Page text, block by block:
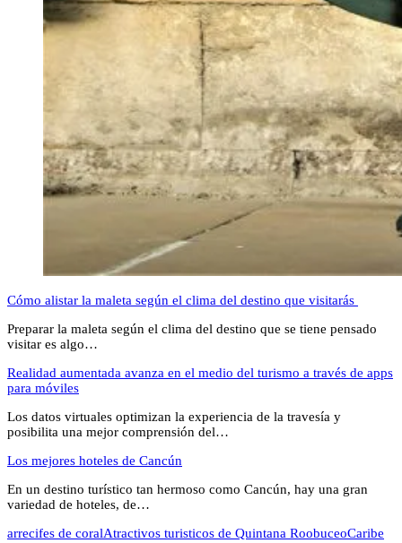
Cómo alistar la maleta según el clima del destino que visitarás
Preparar la maleta según el clima del destino que se tiene pensado
visitar es algo…
Realidad aumentada avanza en el medio del turismo a través de apps
para móviles
Los datos virtuales optimizan la experiencia de la travesía y
posibilita una mejor comprensión del…
Los mejores hoteles de Cancún
En un destino turístico tan hermoso como Cancún, hay una gran
variedad de hoteles, de…
arrecifes de coralAtractivos turisticos de Quintana RoobuceoCaribe